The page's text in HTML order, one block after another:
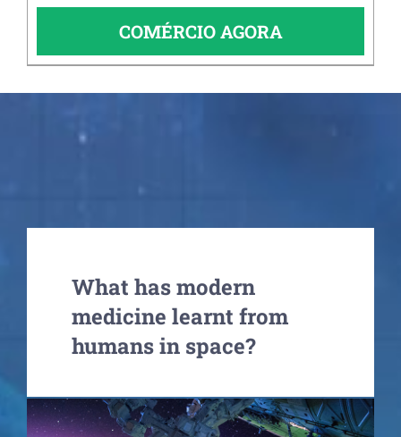
COMÉRCIO AGORA
What has modern
medicine learnt from
humans in space?